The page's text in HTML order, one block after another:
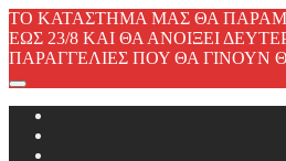
ΤΟ ΚΑΤΑΣΤΗΜΑ ΜΑΣ ΘΑ
ΕΩΣ 23/8 ΚΑΙ ΘΑ ΑΝΟΙΞΕΙ
ΠΑΡΑΓΓΕΛΙΕΣ ΠΟΥ ΘΑ ΓΙΝΟΥΝ